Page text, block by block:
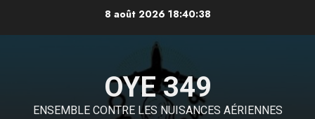
8 août 2026 18:40:38
OYE 349
ENSEMBLE CONTRE LES NUISANCES AÉRIENNES